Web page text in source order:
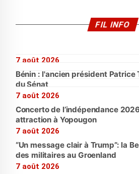
FIL INFO
7 août 2026
Bénin : l'ancien président Patrice
du Sénat
7 août 2026
Concerto de l’indépendance
attraction à Yopougon
7 août 2026
“Un message clair à Trump”: la
des militaires au Groenland
7 août 2026